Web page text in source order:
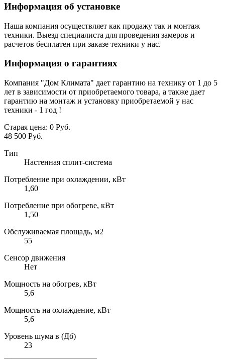
Информация об установке
Наша компания осуществляет как продажу так и монтаж
техники. Выезд специалиста для проведения замеров и
расчетов бесплатен при заказе техники у нас.
Информация о гарантиях
Компания "Дом Климата" дает гарантию на технику от 1 до 5
лет в зависимости от приобретаемого товара, а также дает
гарантию на монтаж и установку приобретаемой у нас
техники - 1 год !
Старая цена: 0 Руб.
48 500 Руб.
Тип
Настенная сплит-система
Потребление при охлаждении, кВт
1,60
Потребление при обогреве, кВт
1,50
Обслуживаемая площадь, м2
55
Сенсор движения
Нет
Мощность на обогрев, кВт
5,6
Мощность на охлаждение, кВт
5,6
Уровень шума в (Дб)
23